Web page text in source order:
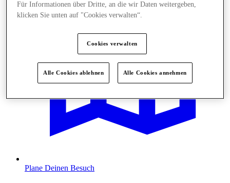
Plane Deinen Besuch
Für Informationen über Dritte, an die wir Daten weitergeben,
klicken Sie unten auf "Cookies verwalten“.
Cookies verwalten
Alle Cookies ablehnen Alle Cookies annehmen